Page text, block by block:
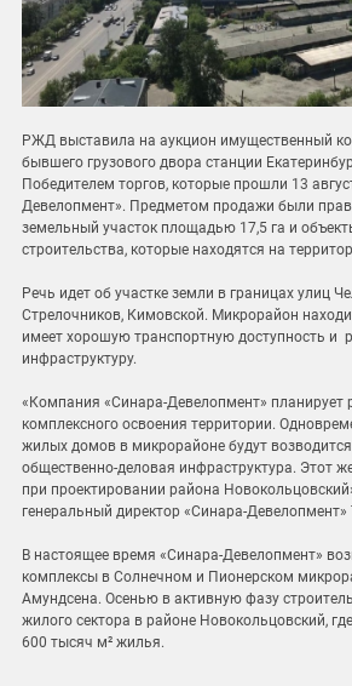
РЖД выставила на аукцион имущественный
бывшего грузового двора станции
Победителем торгов, которые прошли 13
Девелопмент». Предметом продажи были
земельный участок площадью 17,5 га и
строительства, которые находятся на
Речь идет об участке земли в границах улиц
Стрелочников, Кимовской. Микрорайон
имеет хорошую транспортную доступность и
инфраструктуру.
«Компания «Синара-Девелопмент» планирует
комплексного освоения территории.
жилых домов в микрорайоне будут
общественно-деловая инфраструктура. Этот
при проектировании района
генеральный директор «Синара-
В настоящее время «Синара-Девелопмент»
комплексы в Солнечном и Пионерском
Амундсена. Осенью в активную фазу
жилого сектора в районе Новокольцовский,
600 тысяч м² жилья.